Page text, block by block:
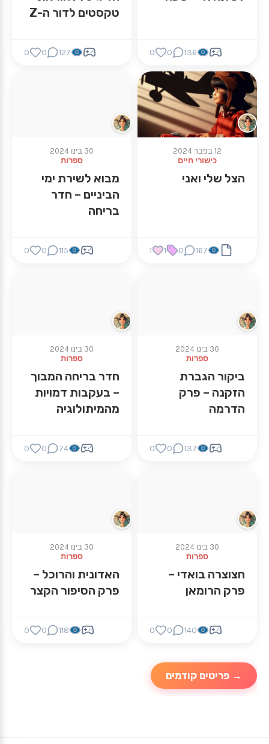
136
0
0
טקסטים לדור ה-Z
127
0
0
12 בפבר 2024
כישורי חיים
הצל שלי ואני
167
0
1
1
30 בינו 2024
ספרות
מבוא לשירת ימי
הביניים – חדר
בריחה
115
0
0
30 בינו 2024
ספרות
ביקור הגברת
הזקנה – פרק
הדרמה
137
0
0
30 בינו 2024
ספרות
חדר בריחה המבוך
– בעקבות דמויות
מהמיתולוגיה
74
0
0
30 בינו 2024
ספרות
חצוצרה בואדי –
פרק הרומאן
140
0
0
30 בינו 2024
ספרות
האדונית והרוכל –
פרק הסיפור הקצר
118
0
0
→ פריטים קודמים